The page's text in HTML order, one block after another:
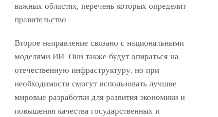
важных областях, перечень которых определит
правительство.
Второе направление связано с национальными
моделями ИИ. Они также будут опираться на
отечественную инфраструктуру, но при
необходимости смогут использовать лучшие
мировые разработки для развития экономики и
повышения качества государственных и